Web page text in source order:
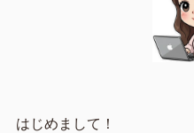
はじめまして！